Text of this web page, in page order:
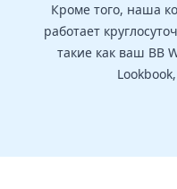
Кроме того, наша
работает
такие как ваш BB